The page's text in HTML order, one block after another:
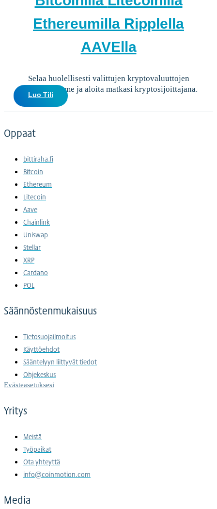
Ethereumilla Ripplella
AAVElla
Selaa huolellisesti valittujen kryptovaluuttojen
valikoimaamme ja aloita matkasi kryptosijoittajana.
Luo Tili
Oppaat
bittiraha.fi
Bitcoin
Ethereum
Litecoin
Aave
Chainlink
Uniswap
Stellar
XRP
Cardano
POL
Säännöstenmukaisuus
Tietosuojailmoitus
Käyttöehdot
Sääntelyyn liittyvät tiedot
Ohjekeskus
Evästeasetuksesi
Yritys
Meistä
Työpaikat
Ota yhteyttä
info@coinmotion.com
Media